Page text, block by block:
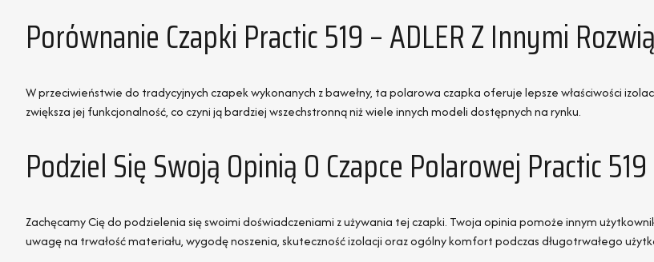
Porównanie Czapki Practic 519 – ADLER Z Innymi
W przeciwieństwie do tradycyjnych czapek wykonanych z bawełny, ta polarowa czapka oferuje lepsze właściwości
zwiększa jej funkcjonalność, co czyni ją bardziej wszechstronną niż wiele innych modeli dostępnych na rynku.
Podziel Się Swoją Opinią O Czapce Polarowej Practic
Zachęcamy Cię do podzielenia się swoimi doświadczeniami z używania tej czapki. Twoja opinia pomoże innym
uwagę na trwałość materiału, wygodę noszenia, skuteczność izolacji oraz ogólny komfort podczas długotrwałego